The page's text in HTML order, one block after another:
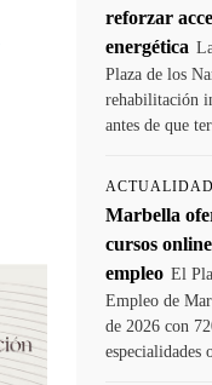
reforzar
energética
Plaza de los
rehabilitación
antes de que
Marbella
cursos
empleo El
Empleo de
de 2026 con